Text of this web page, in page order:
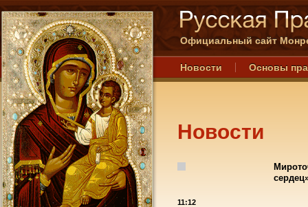
Официальный сайт
Новости Основы
Новости
11:12